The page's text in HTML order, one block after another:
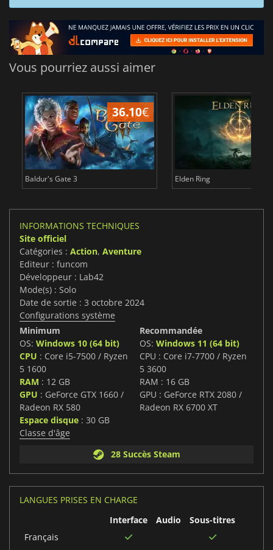
Vous pourriez aussi aimer
36.10€
Baldur's Gate 3 Elden Ring
INFORMATIONS TECHNIQUES
Site officiel
Catégories : Action, Aventure
Editeur : funcom
Développeur : Lab42
Mode(s) : Solo
Date de sortie : 3 octobre 2024
Configurations système
Minimum
OS: Windows 10 (64 bit)
CPU : Core i5-7500 / Ryzen
5 1600
RAM : 12 GB
GPU : GeForce GTX 1660 /
Radeon RX 580
Espace disque : 30 GB
Recommandée
OS: Windows 11 (64 bit)
CPU : Core i7-7700 / Ryzen
5 3600
RAM : 16 GB
GPU : GeForce RTX 2080 /
Radeon RX 6700 XT
Classe d'âge
28 Succès Steam
LANGUES PRISES EN CHARGE
Interface
Audio
Sous-titres
Français